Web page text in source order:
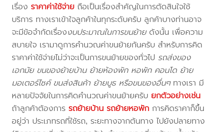
เรื่องราคาค่าใช้จ่าย ถือเป็นเรื่องสำคัญในการตัดสินใจใช้
บริการ ทางเราเข้าใจลูกค้าในทุกระดับครับ ลูกค้าบางท่านอาจ
จะมีข้อจำกัดเรื่องงบประมาณในการขนย้ายดังนั้น เพื่อความ
สบายใจ เรามาดูการคำนวณค่าขนย้ายกันครับ สำหรับการคิด
ราคาค่าใช้จ่ายไม่ว่าจะเป็นการขนย้ายของทั่วไป รถส่งของ
เอกมัย ขนของย้ายบ้าน ย้ายห้องพัก หอพัก คอนโด ย้าย
มอเตอร์ไซค์ ขนส่งสินค้า ย้ายบูธ หรือขนของอื่นๆทางเรา มี
หลายปัจจัยในการคิดคำนวณค่าขนย้ายครับยกตัวอย่างเช่น
ถ้าลูกค้าต้องการรถย้ายบ้าน รถย้ายหอพัก การคิดราคาก็ขึ้น
อยู่ว่า ประเภทรถที่ใช้รถ, ระยะทางจากต้นทาง ไปยังปลายทาง